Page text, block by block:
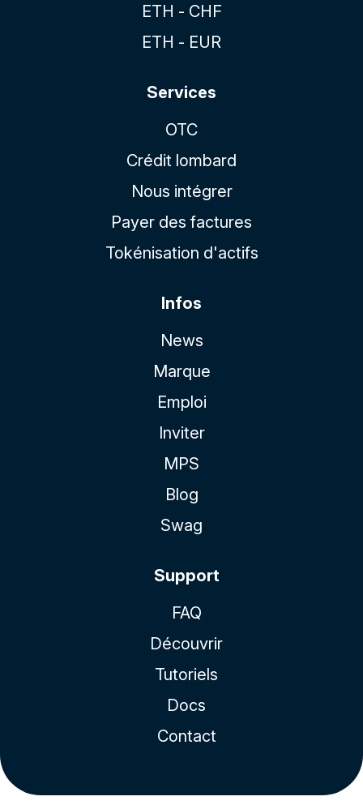
ETH - CHF
ETH - EUR
Services
OTC
Crédit lombard
Nous intégrer
Payer des factures
Tokénisation d'actifs
Infos
News
Marque
Emploi
Inviter
MPS
Blog
Swag
Support
FAQ
Découvrir
Tutoriels
Docs
Contact